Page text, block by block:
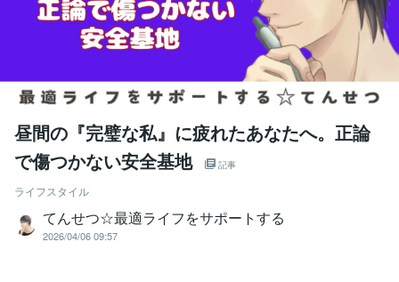
昼間の『完璧な私』に疲れたあなたへ。正論
で傷つかない安全基地
記事
ライフスタイル
てんせつ☆最適ライフをサポートする
2026/04/06 09:57